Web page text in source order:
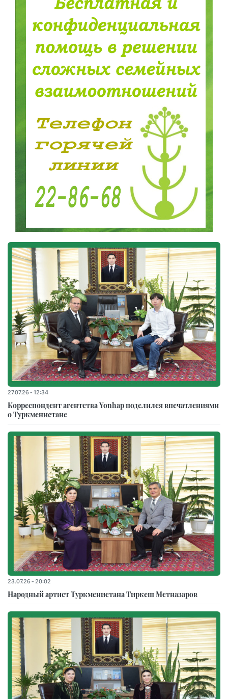
27.07.26 - 12:34
Корреспондент агентства Yonhap поделился впечатлениями
о Туркменистане
23.07.26 - 20:02
Народный артист Туркменистана Тиркеш Мeтназаров